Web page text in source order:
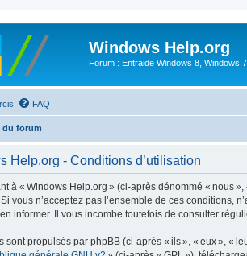
Windows Help.org
Forum : Entraide Windows 8, Windows
FAQ
du forum
Help.org - Conditions d’utilisation
à « Windows Help.org » (ci-après dénommé « nous
vous n’acceptez pas l’ensemble de ces conditions,
informer. Il vous incombe toutefois de consulter
sont propulsés par phpBB (ci-après « ils », « eux », «